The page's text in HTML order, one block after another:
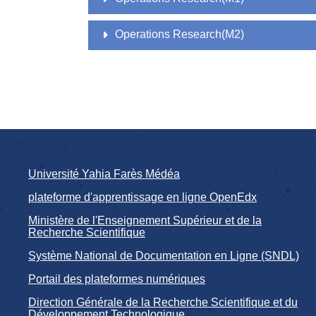
Operations Research(M2)
Université Yahia Farès Médéa
plateforme d'apprentissage en ligne OpenEdx
Ministère de l'Enseignement Supérieur et de la
Recherche Scientifique
Système National de Documentation en Ligne (SNDL)
Portail des plateformes numériques
Direction Générale de la Recherche Scientifique et du